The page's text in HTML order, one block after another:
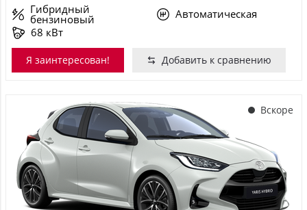
Гибридный
бензиновый
Автоматическая
68 кВт
Я заинтересован! Добавить к сравнению
Вскоре